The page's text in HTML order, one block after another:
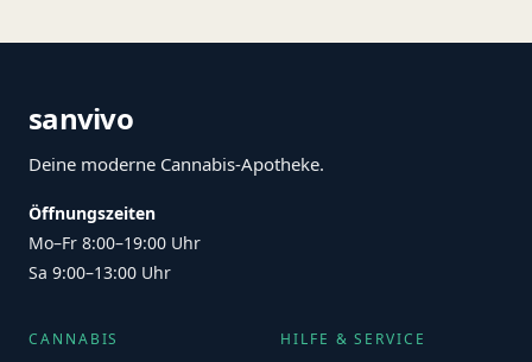
sanvivo
Deine moderne Cannabis-Apotheke.
Öffnungszeiten
Mo–Fr 8:00–19:00 Uhr
Sa 9:00–13:00 Uhr
CANNABIS HILFE & SERVICE